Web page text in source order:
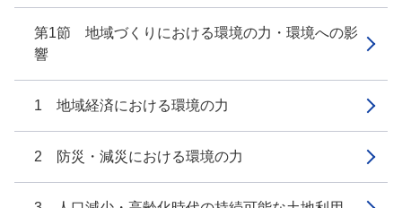
第1節 地域づくりにおける環境の力・環境への影
響
1 地域経済における環境の力
2 防災・減災における環境の力